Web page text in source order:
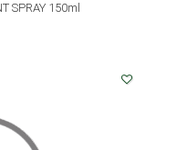
SPRAY 150ml